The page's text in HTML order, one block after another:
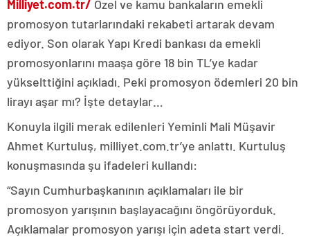
Milliyet.com.tr/ Özel ve kamu bankaların emekli
promosyon tutarlarındaki rekabeti artarak devam
ediyor. Son olarak Yapı Kredi bankası da emekli
promosyonlarını maaşa göre 18 bin TL’ye kadar
yükselttiğini açıkladı. Peki promosyon ödemleri 20 bin
lirayı aşar mı? İşte detaylar…
Konuyla ilgili merak edilenleri Yeminli Mali Müşavir
Ahmet Kurtuluş, milliyet.com.tr’ye anlattı. Kurtuluş
konuşmasında şu ifadeleri kullandı:
“Sayın Cumhurbaşkanının açıklamaları ile bir
promosyon yarışının başlayacağını öngörüyorduk.
Açıklamalar promosyon yarışı için adeta start verdi.